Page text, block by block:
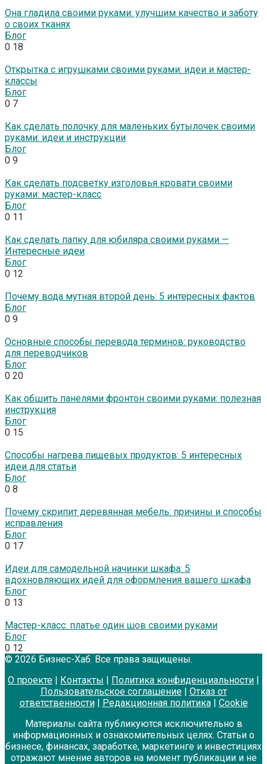
Она гладила своими руками: улучшим качество и заботу
о своих тканях
Блог
0 18
Открытка с игрушками своими руками: идеи и мастер-
классы
Блог
0 7
Как сделать полочку для маленьких бутылочек своими
руками: идеи и инструкции
Блог
0 9
Как сделать подсветку изголовья кровати своими
руками: мастер-класс
Блог
0 11
Как сделать папку для юбиляра своими руками —
Интересные идеи
Блог
0 12
Почему вода мутная второй день: 5 интересных фактов
Блог
0 9
Основные способы перевода терминов: руководство
для переводчиков
Блог
0 20
Как обшить панелями фронтон своими руками: полезная
инструкция
Блог
0 15
Способы нагрева пищевых продуктов: 5 интересных
идеи для статьи
Блог
0 8
Почему скрипит деревянная мебель: причины и способы
исправления
Блог
0 17
Идеи для самодельной начинки шкафа: 5
вдохновляющих идей для оформления вашего шкафа
Блог
0 13
Мастер-класс: платье один шов своими руками
Блог
0 12
© 2026 Бизнес-Хаб. Все права защищены.
О проекте | Контакты | Политика конфиденциальности |
Пользовательское соглашение| Отказ от
ответственности| Редакционная политика| Cookie
Материалы сайта публикуются исключительно в
информационных и ознакомительных целях. Статьи о
бизнесе, финансах, заработке, маркетинге и инвестициях
отражают мнение авторов на момент публикации и не